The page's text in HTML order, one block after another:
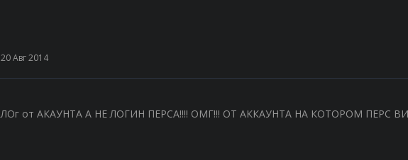
20 Авг 2014
ЛОг от АКАУНТА А НЕ ЛОГИН ПЕРСА!!!! ОМГ!!! ОТ АККАУНТА НА КОТОРОМ